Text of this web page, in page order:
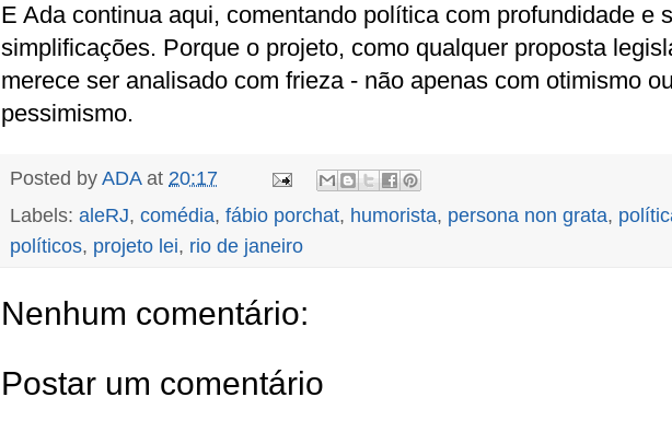
E Ada continua aqui, comentando política com profundidade e
simplificações. Porque o projeto, como qualquer proposta
merece ser analisado com frieza - não apenas com otimismo ou
pessimismo.
Posted by ADA at 20:17
Labels: aleRJ, comédia, fábio porchat, humorista, persona non grata,
políticos, projeto lei, rio de janeiro
Nenhum comentário:
Postar um comentário